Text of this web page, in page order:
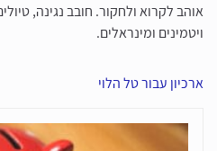
אוהב לקרוא ולחקור. חובב נגינה,
ויטמינים ומינראלים.
ארכיון עבור טל הלוי